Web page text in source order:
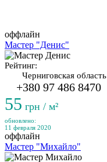
оффлайн
Мастер "Денис"
Рейтинг:
Черниговская область
+380 97 486 8470
55 грн / м²
обновлено:
11 февраля 2020
оффлайн
Мастер "Михайло"